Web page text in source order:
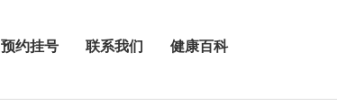
预约挂号 联系我们 健康百科